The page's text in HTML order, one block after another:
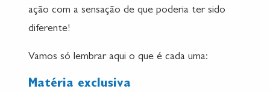
ação com a sensação de que poderia ter sido
diferente!
Vamos só lembrar aqui o que é cada uma:
Matéria exclusiva